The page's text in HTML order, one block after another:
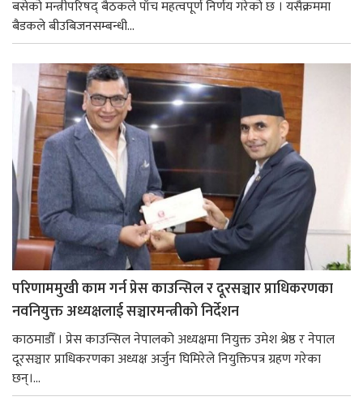
बसेको मन्त्रीपरिषद् बैठकले पाँच महत्वपूर्ण निर्णय गरेको छ । यसैक्रममा
बैडकले बीउबिजनसम्बन्धी...
परिणाममुखी काम गर्न प्रेस काउन्सिल र दूरसञ्चार प्राधिकरणका
नवनियुक्त अध्यक्षलाई सञ्चारमन्त्रीको निर्देशन
काठमाडौँ । प्रेस काउन्सिल नेपालको अध्यक्षमा नियुक्त उमेश श्रेष्ठ र नेपाल
दूरसञ्चार प्राधिकरणका अध्यक्ष अर्जुन घिमिरेले नियुक्तिपत्र ग्रहण गरेका
छन्।...